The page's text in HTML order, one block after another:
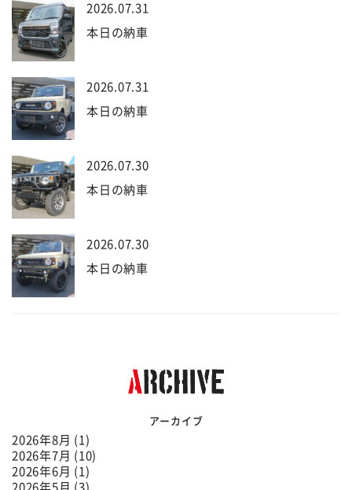
2026.07.31
本日の納車
2026.07.31
本日の納車
2026.07.30
本日の納車
2026.07.30
本日の納車
アーカイブ
2026年8月 (1)
2026年7月 (10)
2026年6月 (1)
2026年5月 (3)